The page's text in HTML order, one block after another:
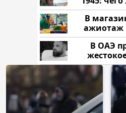
В
ажиотаж
продукта:
В ОАЭ